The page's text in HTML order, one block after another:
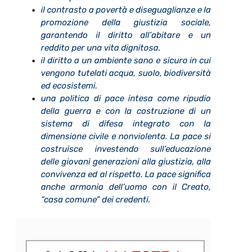
il contrasto a povertà e diseguaglianze e la
promozione della giustizia sociale,
garantendo il diritto all’abitare e un
reddito per una vita dignitosa.
il diritto a un ambiente sano e sicuro in cui
vengono tutelati acqua, suolo, biodiversità
ed ecosistemi.
una politica di pace intesa come ripudio
della guerra e con la costruzione di un
sistema di difesa integrato con la
dimensione civile e nonviolenta. La pace si
costruisce investendo sull’educazione
delle giovani generazioni alla giustizia, alla
convivenza ed al rispetto. La pace significa
anche armonia dell’uomo con il Creato,
“casa comune” dei credenti.